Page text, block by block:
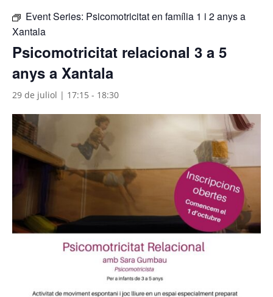
Event Series: Psicomotricitat en família 1 i 2 anys a
Xantala
Psicomotricitat relacional 3 a 5
anys a Xantala
29 de juliol | 17:15 - 18:30